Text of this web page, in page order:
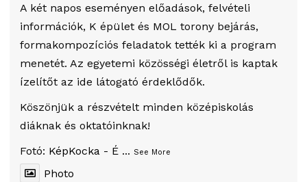
A két napos eseményen előadások, felvételi
információk, K épület és MOL torony bejárás,
formakompozíciós feladatok tették ki a program
menetét. Az egyetemi közösségi életről is kaptak
ízelítőt az ide látogató érdeklődők.
Köszönjük a részvételt minden középiskolás
diáknak és oktatóinknak!
Fotó: KépKocka - É ... See More
Photo